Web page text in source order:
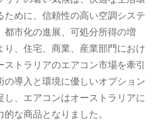
ために、信頼性の高い空調システ
都市化の進展、可処分所得の増
り、住宅、商業、産業部門におけ
ストラリアのエアコン市場を牽引
の導入と環境に優しいオプション
、エアコンはオーストラリアに
な商品となりました。